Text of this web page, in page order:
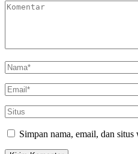
Simpan nama, email, dan